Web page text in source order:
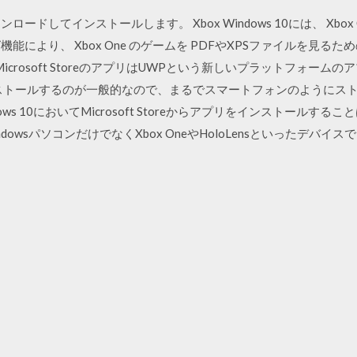
ロードしてインストールします。 Xbox Windows 10には、
能により、 Xbox One のゲームを PDFやXPSファイルを見るた
StoreのアプリはUWPという新しいプラットフォームの
トールするのが一般的なので、まるでスマートフォンのようにス
10においてMicrosoft Storeからアプリをインストールするこ
パソコンだけでなくXbox OneやHoloLensといったデバイス